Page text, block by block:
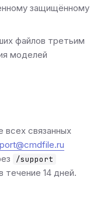
защищённому
файлов третьим
моделей
всех связанных
/support
течение 14 дней.